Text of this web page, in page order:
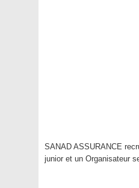
SANAD ASSURANCE
junior et un Organisateur